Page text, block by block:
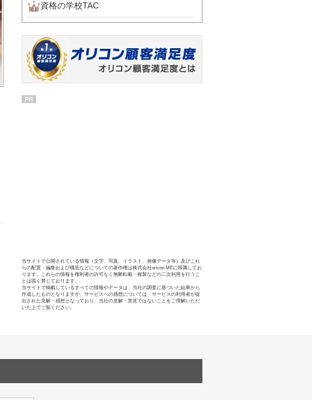
資格の学校TAC
PR
当サイトで公開されている情報（文字、写真、イラスト、画像データ等）及びこれ
らの配置・編集および構造などについての著作権は株式会社oricon MEに帰属してお
ります。これらの情報を権利者の許可なく無断転載・複製などの二次利用を行うこ
とは固く禁じております。
当サイトで掲載しているすべての情報やデータは、当社の調査に基づいた結果から
作成したものとなりますが、サービスへの感想については、サービスの利用者が提
出された見解・感想となっており、当社の見解・意見ではないことをご理解いただ
いた上でご覧ください。